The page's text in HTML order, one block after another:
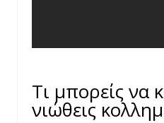
Τι μπορείς να
νιώθεις